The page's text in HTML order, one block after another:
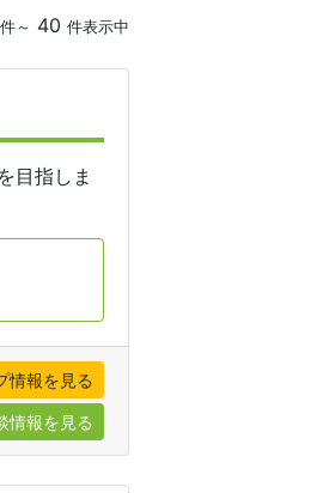
件～ 40 件表示中
目指しま
情報を見る
情報を見る